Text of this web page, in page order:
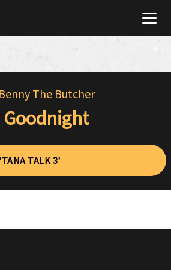
Benny The Butcher
Goodnight
TALK 3'